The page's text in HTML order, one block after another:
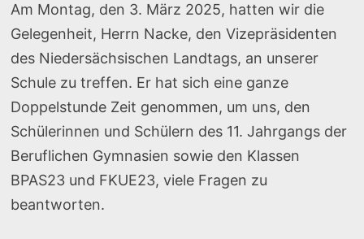
Am Montag, den 3. März 2025, hatten wir die
Gelegenheit, Herrn Nacke, den Vizepräsidenten
des Niedersächsischen Landtags, an unserer
Schule zu treffen. Er hat sich eine ganze
Doppelstunde Zeit genommen, um uns, den
Schülerinnen und Schülern des 11. Jahrgangs der
Beruflichen Gymnasien sowie den Klassen
BPAS23 und FKUE23, viele Fragen zu
beantworten.